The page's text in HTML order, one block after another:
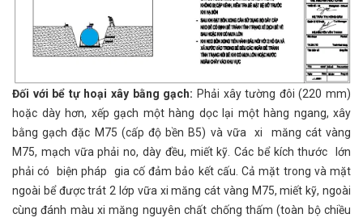
Đối với bể tự hoại xây bằng gạch: Phải xây tường đôi (220 mm)
hoặc dày hơn, xếp gạch một hàng dọc lại một hàng ngang, xây
bằng gạch đặc M75 (cấp độ bền B5) và vữa xi măng cát vàng
M75, mạch vữa phải no, dày đều, miết kỹ. Các bể kích thước lớn
phải có biện pháp gia cố đảm bảo kết cấu. Cả mặt trong và mặt
ngoài bể được trát 2 lớp vữa xi măng cát vàng M75, miết kỹ, ngoài
cùng đánh màu xi măng nguyên chất chống thấm (toàn bộ chiều